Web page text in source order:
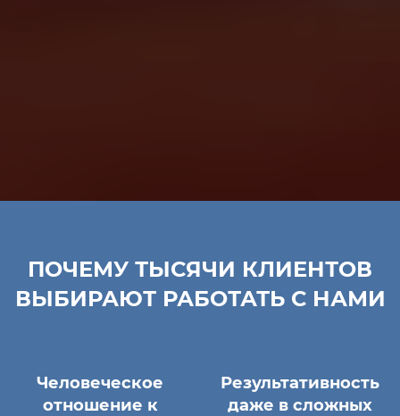
ПОЧЕМУ ТЫСЯЧИ КЛИЕНТОВ
ВЫБИРАЮТ РАБОТАТЬ С НАМИ
Человеческое
отношение к
Результативность
даже в сложных